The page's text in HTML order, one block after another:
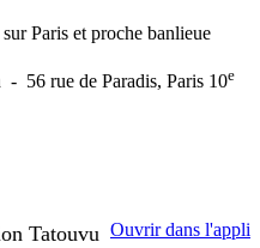
Paris et proche banlieue
56 rue de Paradis, Paris 10e
Ouvrir dans l'appli
Tatouvu